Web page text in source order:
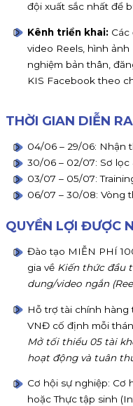
đội xuất sắc nhất để
Kênh triển khai:Các
video Reels, hình
nghiệm bản thân,
KIS Facebook theo
THỜI GIAN DIỄN
04/06 – 29/06: Nhận
30/06 – 02/07: Sơ
03/07 – 05/07:
06/07 – 30/08: Vòng
QUYỀN LỢI ĐƯỢC
Đào tạo MIỄN PHÍ
gia về Kiến thức đầu
dung/video ngắn
Hỗ trợ tài chính
VNĐ cố định mỗi
Mở tối thiểu 05 tài
hoạt động và tuân
Cơ hội sự nghiệp: Cơ
hoặc Thực tập sinh